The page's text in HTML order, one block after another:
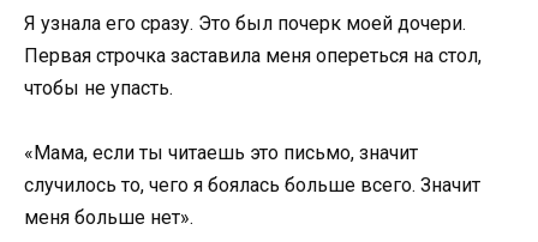
Я узнала его сразу. Это был почерк моей дочери.
Первая строчка заставила меня опереться на стол,
чтобы не упасть.
«Мама, если ты читаешь это письмо, значит
случилось то, чего я боялась больше всего. Значит
меня больше нет».